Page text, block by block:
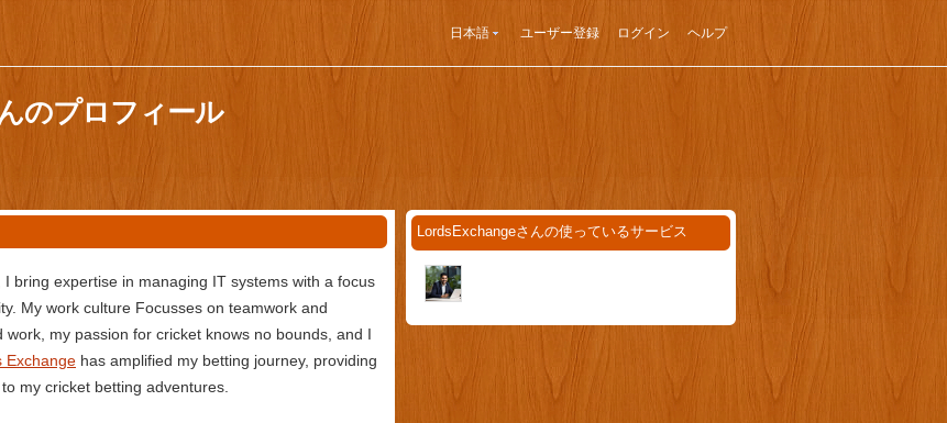
日本語 ユーザー登録 ログイン ヘルプ
のプロフィール
I bring expertise in managing IT systems with a focus
My work culture Focusses on teamwork and
work, my passion for cricket knows no bounds, and I
Exchange has amplified my betting journey, providing
my cricket betting adventures.
LordsExchangeさんの使っているサービス